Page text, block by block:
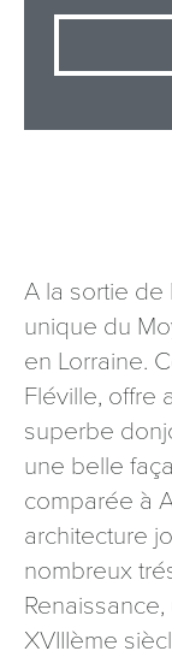
A la sortie
unique du
en Lorraine.
Fléville, offre
superbe
une belle
comparée à
architecture
nombreux
XVIIIème
Les
nécessaires
mention
rectification et
que vous
courriel à
signé
l’adresse
esplanade
cedex
reCAPTCHA